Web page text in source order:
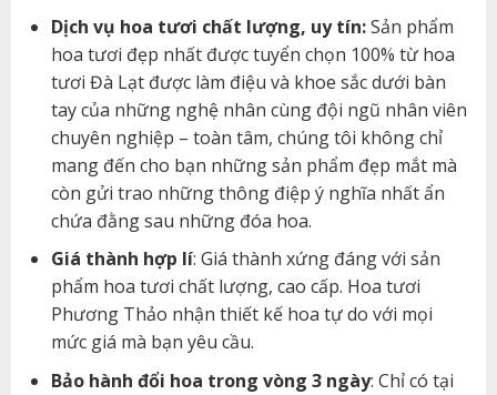
Dịch vụ hoa tươi chất lượng, uy tín:Sản phẩm
hoa tươi đẹp nhất được tuyển chọn 100% từ hoa
tươi Đà Lạt được làm điệu và khoe sắc dưới bàn
tay của những nghệ nhân cùng đội ngũ nhân viên
chuyên nghiệp – toàn tâm, chúng tôi không chỉ
mang đến cho bạn những sản phẩm đẹp mắt mà
còn gửi trao những thông điệp ý nghĩa nhất ẩn
chứa đằng sau những đóa hoa.
Giá thành hợp lí: Giá thành xứng đáng với sản
phẩm hoa tươi chất lượng, cao cấp. Hoa tươi
Phương Thảo nhận thiết kế hoa tự do với mọi
mức giá mà bạn yêu cầu.
Bảo hành đổi hoa trong vòng 3 ngày: Chỉ có tại